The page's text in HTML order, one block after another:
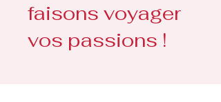
faisons voyager
vos passions !